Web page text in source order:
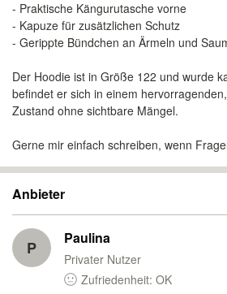
- Praktische Kängurutasche vorne
- Kapuze für zusätzlichen Schutz
- Gerippte Bündchen an Ärmeln und
Der Hoodie ist in Größe 122 und wurde
befindet er sich in einem
Zustand ohne sichtbare Mängel.
Gerne mir einfach schreiben, wenn
Anbieter
P Paulina
Privater Nutzer
Zufriedenheit: OK